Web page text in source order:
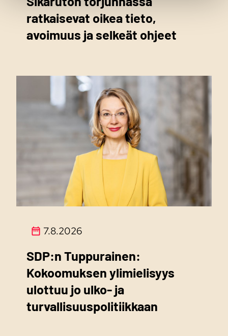
ratkaisevat oikea tieto,
avoimuus ja selkeät ohjeet
7.8.2026
SDP:n Tuppurainen:
Kokoomuksen ylimielisyys
ulottuu jo ulko- ja
turvallisuuspolitiikkaan